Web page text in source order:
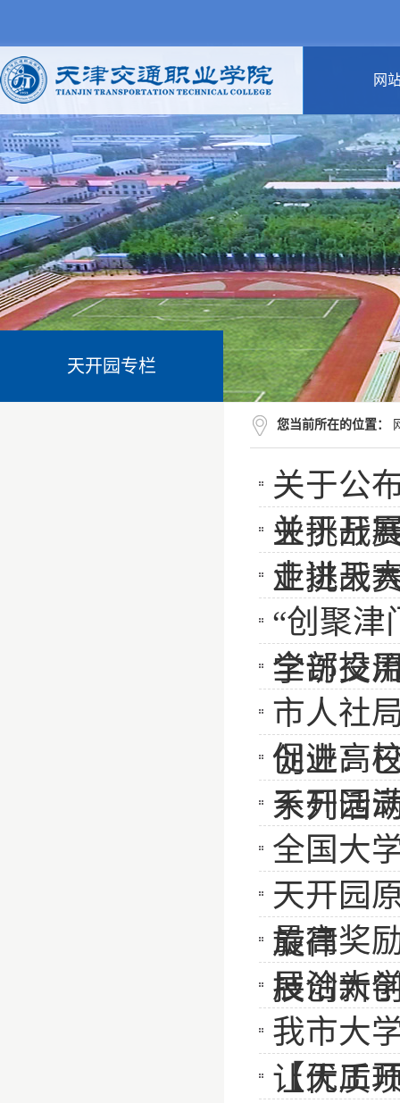
网
天开园专栏
您当前所在的位置：
关于公
业挑战
关于开
业挑战
走进天
“创聚
学访交
全部投
市人社
创业：
促进高
系列活
天开园
全国大
天开园
旋律
最高奖
技创新
展洽大
我市大
让优质
【天工